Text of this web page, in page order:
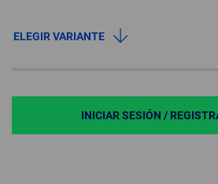
ELEGIR VARIANTE
INICIAR SESIÓN /